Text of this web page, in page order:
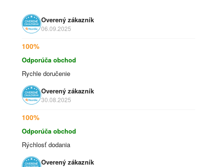
Overený zákazník
06.09.2025
100%
Odporúča obchod
Rychle doručenie
Overený zákazník
30.08.2025
100%
Odporúča obchod
Rýchlosť dodania
Overený zákazník